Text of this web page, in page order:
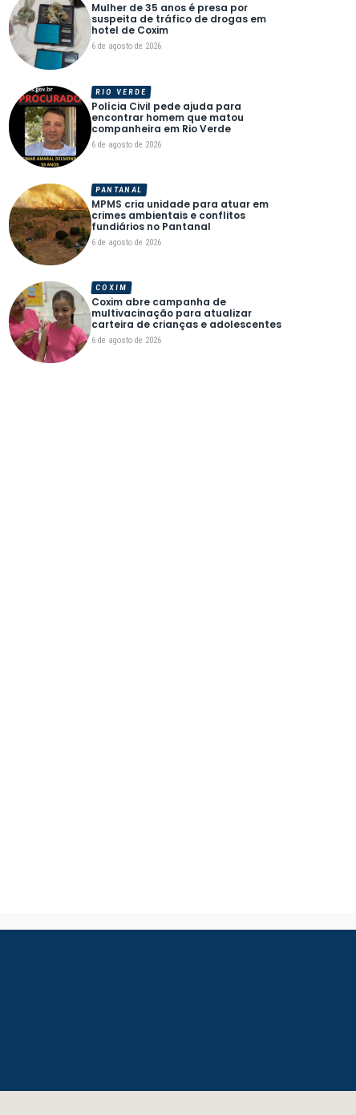
Mulher de 35 anos é presa por
suspeita de tráfico de drogas em
hotel de Coxim
6 de agosto de 2026
Polícia Civil pede ajuda para
encontrar homem que matou
companheira em Rio Verde
6 de agosto de 2026
RIO VERDE
MPMS cria unidade para atuar em
crimes ambientais e conflitos
fundiários no Pantanal
6 de agosto de 2026
PANTANAL
Coxim abre campanha de
multivacinação para atualizar
carteira de crianças e adolescentes
6 de agosto de 2026
COXIM